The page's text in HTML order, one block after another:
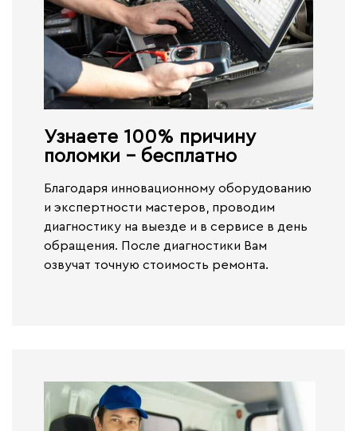
Узнаете 100% причину
поломки - бесплатно​
Благодаря инновационному оборудованию
и экспертности мастеров, проводим
диагностику на выезде и в сервисе в день
обращения. После диагностики Вам
озвучат точную стоимость ремонта.